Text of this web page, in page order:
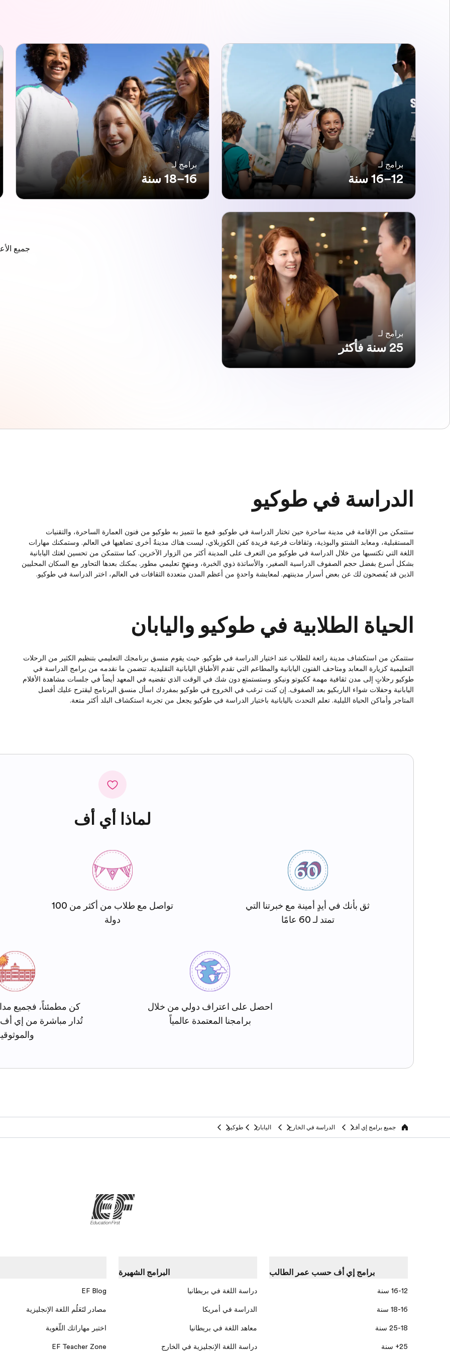
برامج لـ
12–16 سنة
برامج لـ
16–18 سنة
برامج لـ
25 سنة فأكثر
جميع
الدراسة في طوكيو
ستتمكن من الإقامة في مدينة ساحرة حين تختار الدراسة في طوكيو. فمع ما تتميز به طوكيو من فنون العمارة الساحرة، والتقنيات
المستقبلية، ومعابد الشنتو والبوذية، وثقافات فرعية فريدة كفن الكوزبلاي، ليست هناك مدينةٌ أخرى تضاهيها في العالم. وستمكنك مهارات
اللغة التي تكتسبها من خلال الدراسة في طوكيو من التعرف على المدينة أكثر من الزوار الآخرين. كما ستتمكن من تحسين لغتك اليابانية
بشكل أسرع بفضل حجم الصفوف الدراسية الصغير، والأساتذة ذوي الخبرة، ومنهجٍ تعليمي مطور. يمكنك بعدها التحاور مع السكان المحليين
الذين قد يُفصحون لك عن بعض أسرار مدينتهم. لمعايشة واحدةٍ من أعظم المدن متعددة الثقافات في العالم، اختر الدراسة في طوكيو.
الحياة الطلابية في طوكيو واليابان
ستتمكن من استكشاف مدينة رائعة للطلاب عند اختيار الدراسة في طوكيو. حيث يقوم منسق برنامجك التعليمي بتنظيم الكثير من الرحلات
التعليمية كزيارة المعابد ومتاحف الفنون اليابانية والمطاعم التي تقدم الأطباق اليابانية التقليدية. تتضمن ما نقدمه من برامج الدراسة في
طوكيو رحلاتٍ إلى مدن ثقافية مهمة ككيوتو ونيكو. وستستمتع دون شك في الوقت الذي تقضيه في المعهد أيضاً في جلسات مشاهدة الأفلام
اليابانية وحفلات شواء الباربكيو بعد الصفوف. إن كنت ترغب في الخروج في طوكيو بمفردك اسأل منسق البرنامج ليقترح عليك أفضل
المتاجر وأماكن الحياة الليلية. تعلم التحدث باليابانية باختيار الدراسة في طوكيو يجعل من تجربة استكشاف البلد أكثر متعة.
لماذا أي أف
ثق بأنك في أيدٍ أمينة مع خبرتنا التي
تمتد لـ 60 عامًا
تواصل مع طلاب من أكثر من 100
دولة
احصل على اعتراف دولي من خلال
برامجنا المعتمدة عالمياً
كن مطمئناً، فجميع
تُدار مباشرة من إي
homeجميع برامج إي أف الدراسة في الخارج اليابان طوكيو
برامج إي أف حسب عمر الطالب
16-12 سنة
18-16 سنة
25-18 سنة
25+ سنة
البرامج الشهيرة
دراسة اللغة في بريطانيا
الدراسة في أمريكا
معاهد اللغة في بريطانيا
دراسة اللغة الإنجليزية في الخارج
EF Blog
مصادر لتَعَلُم اللغة الإنجليزية
اختبر مهاراتك اللّغوية
EF Teacher Zone